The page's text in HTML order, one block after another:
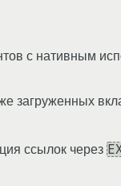
с нативным
загруженных
ссылок через